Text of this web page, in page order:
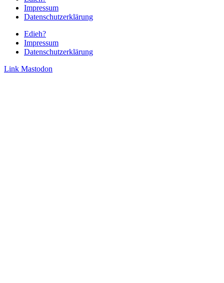
Impressum
Datenschutzerklärung
Edieh?
Impressum
Datenschutzerklärung
Link Mastodon